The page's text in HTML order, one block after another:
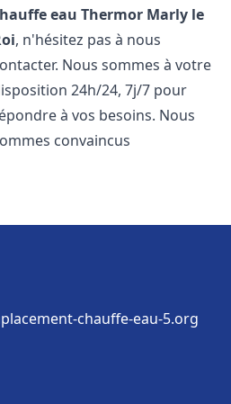
eau Thermor Marly le
, n'hésitez pas à nous
Nous sommes à votre
24h/24, 7j/7 pour
à vos besoins. Nous
convaincus
chauffe-eau-5.org